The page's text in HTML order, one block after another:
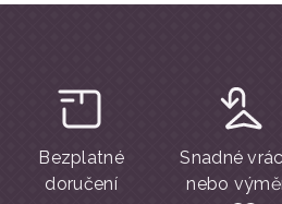
Bezplatné
doručení
Snadné
nebo